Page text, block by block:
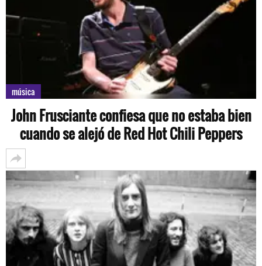
música
John Frusciante confiesa que no estaba bien
cuando se alejó de Red Hot Chili Peppers